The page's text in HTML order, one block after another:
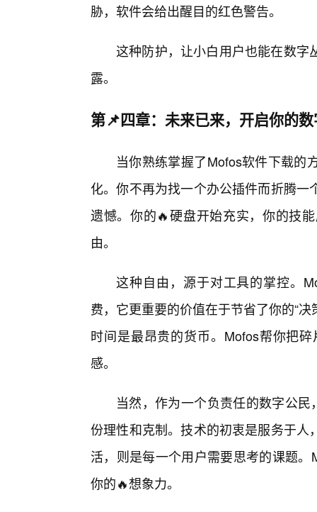
胁，软件会给出醒目的红色警告。
这种防护，让小白用户也能在数字
露。
第📌四章：未来已来，开启你的
当你熟练掌握了Mofos软件下载的
化。你不再为找一个办公插件而折腾
遗憾。你的🔥硬盘开始充实，你的技
由。
这种自由，源于对工具的掌控。
费，它更重要的价值在于节省了你的“
时间是最昂贵的货币。Mofos帮你把
感。
当然，作为一个负责任的数字公
份理性和克制。技术的初衷是服务于
活，则是每一个用户需要思考的课题
你的🔥想象力。